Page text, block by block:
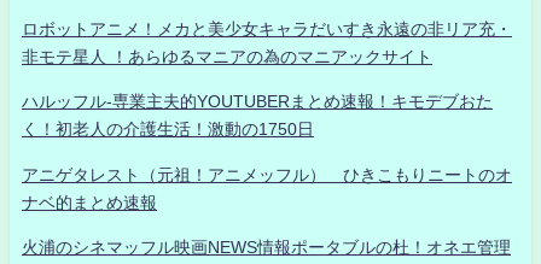
ロボットアニメ！メカと美少女キャラだいすき永遠の非リア充・
非モテ星人 ！あらゆるマニアの為のマニアックサイト
ハルッフル-専業主夫的YOUTUBERまとめ速報！キモデブおた
く！初老人の介護生活！激動の1750日
アニゲタレスト（元祖！アニメッフル） ひきこもりニートのオ
ナベ的まとめ速報
火浦のシネマッフル映画NEWS情報ポータブルの杜！オネエ管理